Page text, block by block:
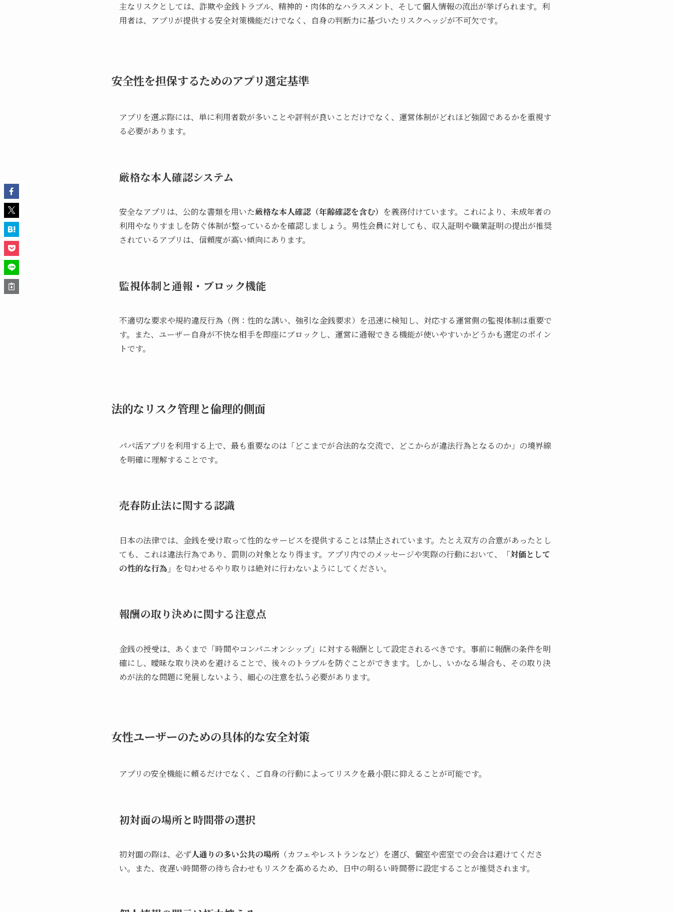
主なリスクとしては、詐欺や金銭トラブル、精神的・肉体的なハラスメント、そして個人情報の流出が挙げられます。利
用者は、アプリが提供する安全対策機能だけでなく、自身の判断力に基づいたリスクヘッジが不可欠です。
安全性を担保するためのアプリ選定基準
アプリを選ぶ際には、単に利用者数が多いことや評判が良いことだけでなく、運営体制がどれほど強固であるかを重視す
る必要があります。
厳格な本人確認システム
安全なアプリは、公的な書類を用いた厳格な本人確認（年齢確認を含む） を義務付けています。これにより、未成年者の
利用やなりすましを防ぐ体制が整っているかを確認しましょう。男性会員に対しても、収入証明や職業証明の提出が推奨
されているアプリは、信頼度が高い傾向にあります。
監視体制と通報・ブロック機能
不適切な要求や規約違反行為（例：性的な誘い、強引な金銭要求）を迅速に検知し、対応する運営側の監視体制は重要で
す。また、ユーザー自身が不快な相手を即座にブロックし、運営に通報できる機能が使いやすいかどうかも選定のポイン
トです。
法的なリスク管理と倫理的側面
パパ活アプリを利用する上で、最も重要なのは「どこまでが合法的な交流で、どこからが違法行為となるのか」の境界線
を明確に理解することです。
売春防止法に関する認識
日本の法律では、金銭を受け取って性的なサービスを提供することは禁止されています。たとえ双方の合意があったとし
ても、これは違法行為であり、罰則の対象となり得ます。アプリ内でのメッセージや実際の行動において、
「対価として
の性的な行為」 を匂わせるやり取りは絶対に行わないようにしてください。
報酬の取り決めに関する注意点
金銭の授受は、あくまで「時間やコンパニオンシップ」に対する報酬として設定されるべきです。事前に報酬の条件を明
確にし、曖昧な取り決めを避けることで、後々のトラブルを防ぐことができます。しかし、いかなる場合も、その取り決
めが法的な問題に発展しないよう、細心の注意を払う必要があります。
女性ユーザーのための具体的な安全対策
アプリの安全機能に頼るだけでなく、ご自身の行動によってリスクを最小限に抑えることが可能です。
初対面の場所と時間帯の選択
初対面の際は、必ず人通りの多い公共の場所 （カフェやレストランなど）を選び、個室や密室での会合は避けてくださ
い。また、夜遅い時間帯の待ち合わせもリスクを高めるため、日中の明るい時間帯に設定することが推奨されます。